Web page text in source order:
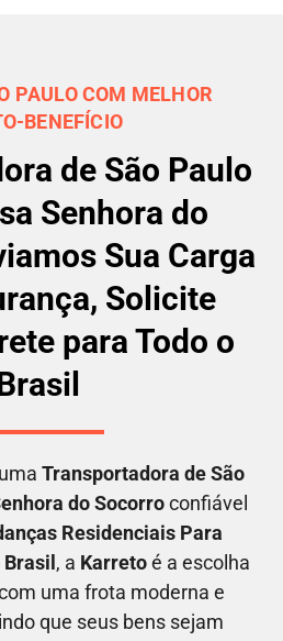
PAULO COM MELHOR
BENEFÍCIO
de São Paulo
Senhora do
Sua Carga
Solicite
para Todo o
Transportadora de São
do Socorroconfiável
Residenciais Para
, a Karretoé a escolha
uma frota moderna e
que seus bens sejam